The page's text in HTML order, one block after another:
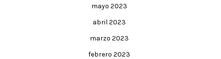
mayo 2023
abril 2023
marzo 2023
febrero 2023